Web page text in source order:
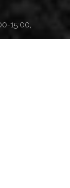
15:00,